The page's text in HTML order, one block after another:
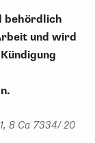
behördlich
und wird
8 Ca 7334/ 20